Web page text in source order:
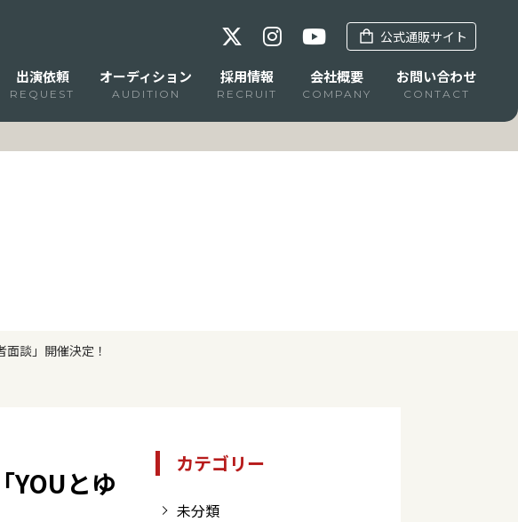
公式通販サイト
出演依頼
REQUEST
オーディション
AUDITION
採用情報
RECRUIT
会社概要
COMPANY
お問い合わせ
CONTACT
談」開催決定！
YOUとゆ
カテゴリー
未分類